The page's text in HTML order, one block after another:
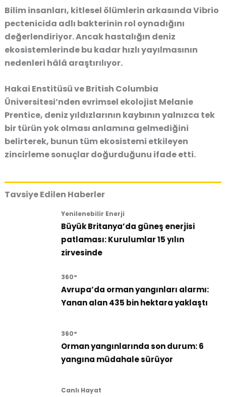
Bilim insanları, kitlesel ölümlerin arkasında Vibrio
pectenicida adlı bakterinin rol oynadığını
değerlendiriyor. Ancak hastalığın deniz
ekosistemlerinde bu kadar hızlı yayılmasının
nedenleri hâlâ araştırılıyor.
Hakai Enstitüsü ve British Columbia
Üniversitesi’nden evrimsel ekolojist Melanie
Prentice, deniz yıldızlarının kaybının yalnızca tek
bir türün yok olması anlamına gelmediğini
belirterek, bunun tüm ekosistemi etkileyen
zincirleme sonuçlar doğurduğunu ifade etti.
Tavsiye Edilen Haberler
Yenilenebilir Enerji
Büyük Britanya’da güneş enerjisi
patlaması: Kurulumlar 15 yılın
zirvesinde
360°
Avrupa’da orman yangınları alarmı:
Yanan alan 435 bin hektara yaklaştı
360°
Orman yangınlarında son durum: 6
yangına müdahale sürüyor
Canlı Hayat